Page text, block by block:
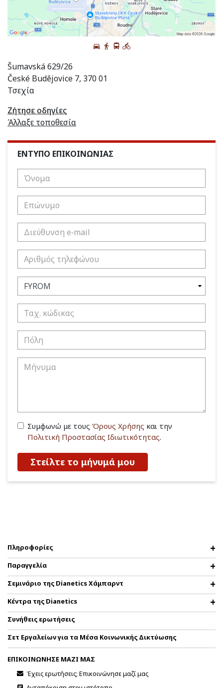
Šumavská 629/26
České Budějovice 7, 370 01
Τσεχία
Ζήτησε οδηγίες
Άλλαξε τοποθεσία
ΕΝΤΥΠΟ ΕΠΙΚΟΙΝΩΝΙΑΣ
Συμφωνώ με τους Όρους Χρήσης και την
Πολιτική Προστασίας Ιδιωτικότητας.
Στείλτε το μήνυμά μου
Πληροφορίες
Παραγγελία
Σεμινάριο της Dianetics Χάμπαρντ
Κέντρα της Dianetics
Συνήθεις ερωτήσεις
Σετ Εργαλείων για τα Μέσα Κοινωνικής Δικτύωσης
ΕΠΙΚΟΙΝΩΝΗΣΕ ΜΑΖΙ ΜΑΣ
Έχεις ερωτήσεις; Επικοινώνησε μαζί μας